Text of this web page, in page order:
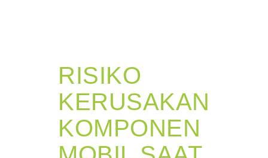
RISIKO
KERUSAKAN
KOMPONEN